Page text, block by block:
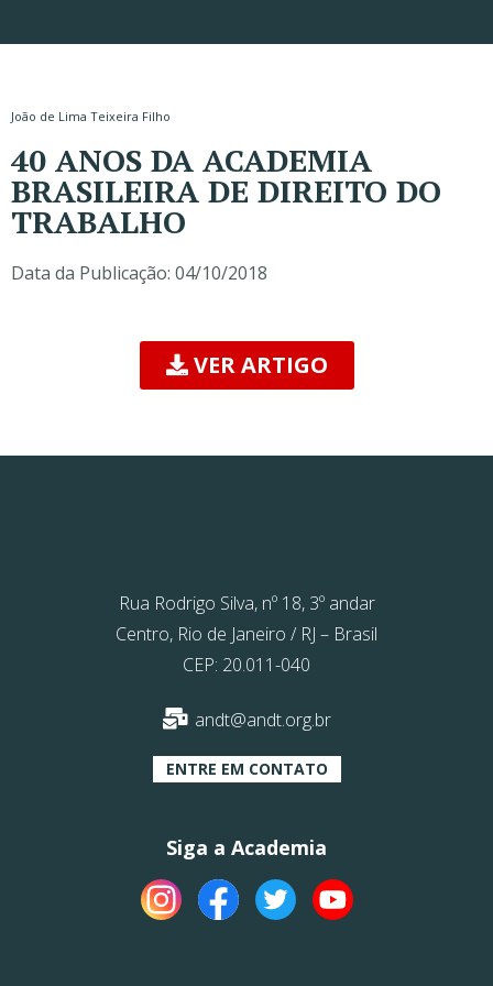
João de Lima Teixeira Filho
40 ANOS DA ACADEMIA
BRASILEIRA DE DIREITO DO
TRABALHO
Data da Publicação: 04/10/2018
VER ARTIGO
Rua Rodrigo Silva, nº 18, 3º andar
Centro, Rio de Janeiro / RJ – Brasil
CEP: 20.011-040
andt@andt.org.br
ENTRE EM CONTATO
Siga a Academia